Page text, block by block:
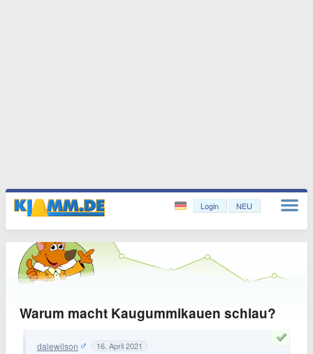
Login NEU
Warum macht Kaugummikauen schlau?
dalewilson 16. April 2021